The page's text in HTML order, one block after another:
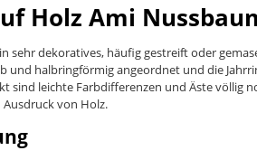
Holz Ami
sehr dekoratives, häufig gestreift oder
und halbringförmig angeordnet und die
sind leichte Farbdifferenzen und Äste völlig
von Holz.